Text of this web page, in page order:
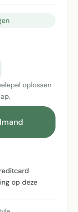
oplossen
de
op deze